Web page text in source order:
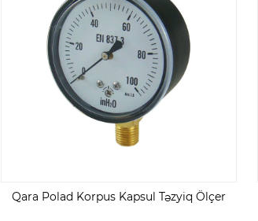
Qara Polad Korpus Kapsul Təzyiq Ölçer